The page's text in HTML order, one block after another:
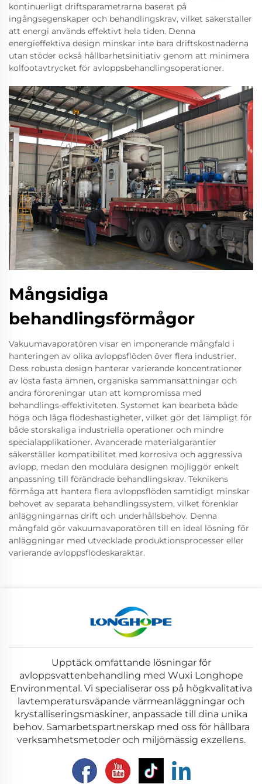
kontinuerligt driftsparametrarna baserat på
ingångsegenskaper och behandlingskrav, vilket säkerställer
att energi används effektivt hela tiden. Denna
energieffektiva design minskar inte bara driftskostnaderna
utan stöder också hållbarhetsinitiativ genom att minimera
kolfootavtrycket för avloppsbehandlingsoperationer.
Mångsidiga
behandlingsförmågor
Vakuumavaporatören visar en imponerande mångfald i
hanteringen av olika avloppsflöden över flera industrier.
Dess robusta design hanterar varierande koncentrationer
av lösta fasta ämnen, organiska sammansättningar och
andra föroreningar utan att kompromissa med
behandlings-effektiviteten. Systemet kan bearbeta både
höga och låga flödeshastigheter, vilket gör det lämpligt för
både storskaliga industriella operationer och mindre
specialapplikationer. Avancerade materialgarantier
säkerställer kompatibilitet med korrosiva och aggressiva
avlopp, medan den modulära designen möjliggör enkelt
anpassning till förändrade behandlingskrav. Teknikens
förmåga att hantera flera avloppsflöden samtidigt minskar
behovet av separata behandlingssystem, vilket förenklar
anläggningarnas drift och underhållsbehov. Denna
mångfald gör vakuumavaporatören till en ideal lösning för
anläggningar med utvecklade produktionsprocesser eller
varierande avloppsflödeskaraktär.
Upptäck omfattande lösningar för
avloppsvattenbehandling med Wuxi Longhope
Environmental. Vi specialiserar oss på högkvalitativa
lavtemperatursväpande värmeanläggningar och
krystalliseringsmaskiner, anpassade till dina unika
behov. Samarbetspartnerskap med oss för hållbara
verksamhetsmetoder och miljömässig exzellens.